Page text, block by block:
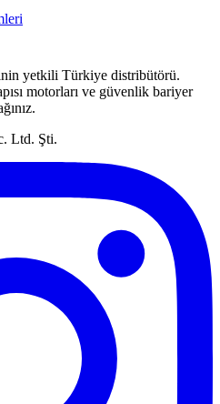
yetkili Türkiye distribütörü.
motorları ve güvenlik bariyer
Ltd. Şti.